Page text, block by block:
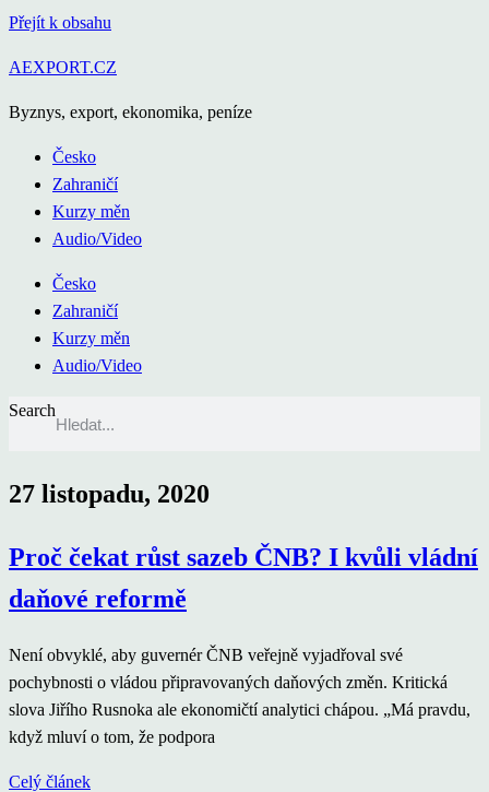
Přejít k obsahu
AEXPORT.CZ
Byznys, export, ekonomika, peníze
Česko
Zahraničí
Kurzy měn
Audio/Video
Česko
Zahraničí
Kurzy měn
Audio/Video
Search
27 listopadu, 2020
Proč čekat růst sazeb ČNB? I kvůli vládní
daňové reformě
Není obvyklé, aby guvernér ČNB veřejně vyjadřoval své
pochybnosti o vládou připravovaných daňových změn. Kritická
slova Jiřího Rusnoka ale ekonomičtí analytici chápou. „Má pravdu,
když mluví o tom, že podpora
Celý článek